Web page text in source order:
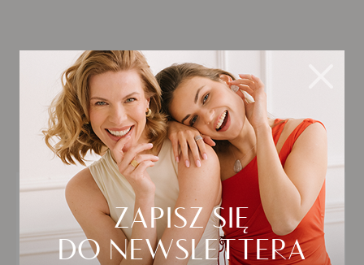
Biżuteria wybrana dla
Ciebie